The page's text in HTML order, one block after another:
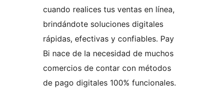
cuando realices tus ventas en línea,
brindándote soluciones digitales
rápidas, efectivas y confiables. Pay
Bi nace de la necesidad de muchos
comercios de contar con métodos
de pago digitales 100% funcionales.